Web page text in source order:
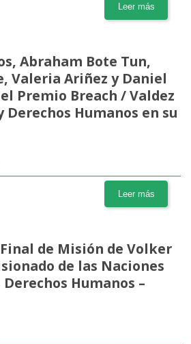
Leer más
Abraham Bote Tun,
Valeria Ariñez y Daniel
Premio Breach / Valdez
Derechos Humanos en su
Leer más
de Misión de Volker
de las Naciones
Humanos –